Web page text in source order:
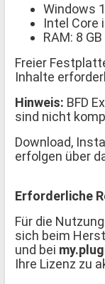
Windows
Intel Core
RAM: 8 GB
Freier
Inhalte
Hinweis: BFD
sind nicht
Download,
erfolgen über
Erforderliche
Für die
sich beim
und bei
Ihre Lizenz zu